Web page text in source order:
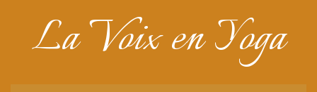
La Voix en Yoga